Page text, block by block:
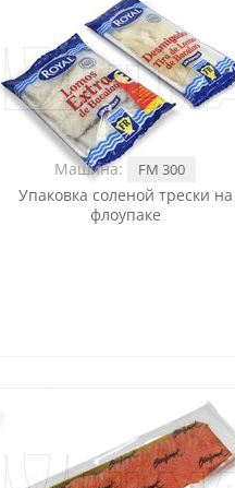
Упаковка соленой трески на
флоупаке
Машина: FM 300